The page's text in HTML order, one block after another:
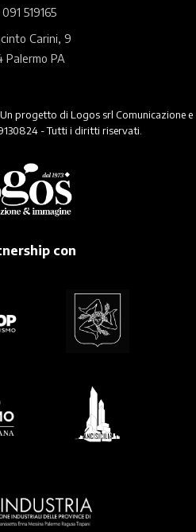
519165
Carini, 9
Palermo PA
progetto di Logos srl Comunicazione e
- Tutti i diritti riservati.
con